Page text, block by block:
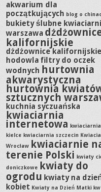
akwarium dla
początkujących blog o
bukiety ślubne
warszawa
kalifornijskie
dżdżownice kalifornijskie
hodowla filtry do oczek
wodnych hurtownia
akwarystyczna
hurtownia
sztucznych
kuchnia syczuańska
kwiaciarnia
internetowa kwiaciarnia
kielce kwiaciarnia szczecin
Wrocław
kwiaciarnie
terenie Polski kwiaty
doniczkowe
kwiaty do
ogrodu kwiaty na
kobiet Kwiaty na Dzień Matki